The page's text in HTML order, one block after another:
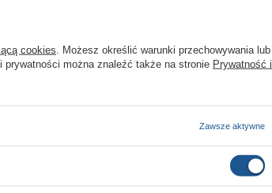
rękojmi
cookies . Możesz określić warunki przechowywania lub
prywatności można znaleźć także na stronie Prywatność i
Zawsze aktywne